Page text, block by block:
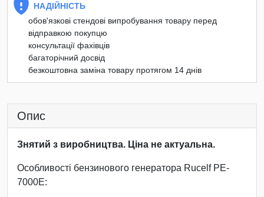
НАДІЙНІСТЬ
обов'язкові стендові випробування товару перед
відправкою покупцю
консультації фахівців
багаторічний досвід
безкоштовна заміна товару протягом 14 днів
Опис
Знятий з виробництва. Ціна не актуальна.
Особливості бензинового генератора Rucelf PE-
7000E: